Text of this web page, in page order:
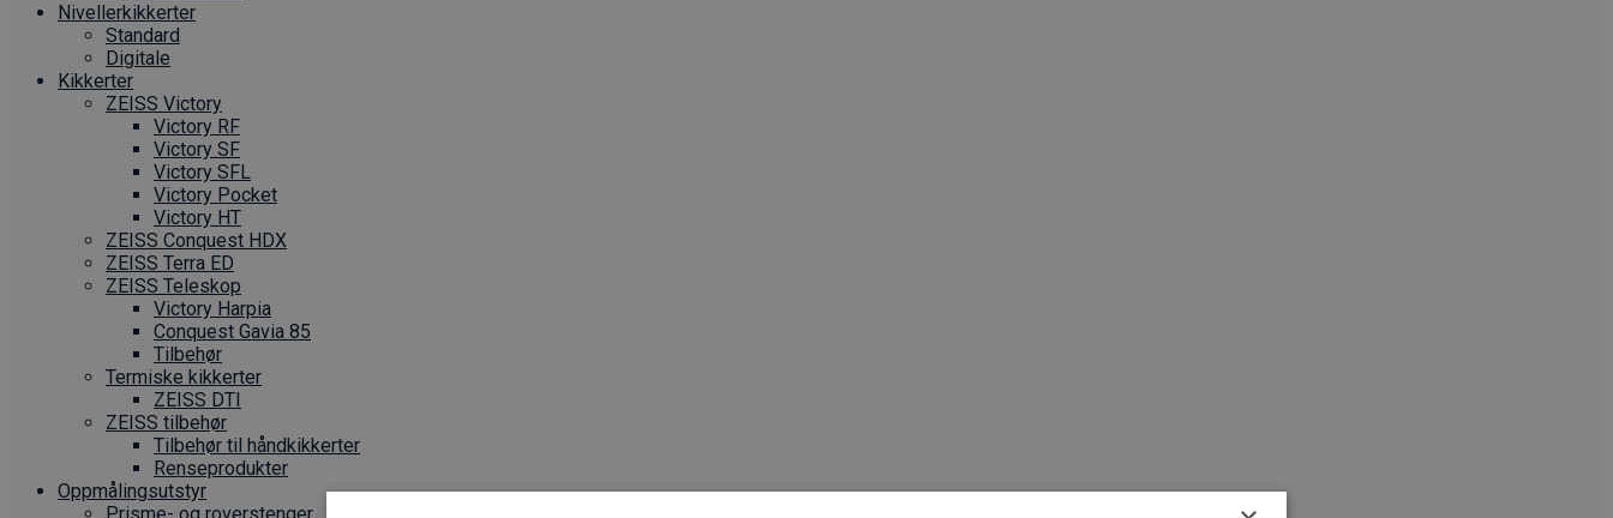
Nivellerkikkerter
Standard
Digitale
Kikkerter
ZEISS Victory
Victory RF
Victory SF
Victory SFL
Victory Pocket
Victory HT
ZEISS Conquest HDX
ZEISS Terra ED
ZEISS Teleskop
Victory Harpia
Conquest Gavia 85
Tilbehør
Termiske kikkerter
ZEISS DTI
ZEISS tilbehør
Tilbehør til håndkikkerter
Renseprodukter
Oppmålings­utstyr